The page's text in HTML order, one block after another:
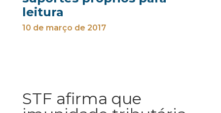
leitura
10 de março de 2017
STF afirma que